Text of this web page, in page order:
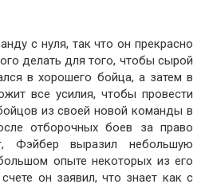
с нуля, так что он прекрасно
делать для того, чтобы сырой
в хорошего бойца, а затем в
все усилия, чтобы провести
из своей новой команды в
отборочных боев за право
Фэйбер выразил небольшую
опыте некоторых из его
он заявил, что знает как с